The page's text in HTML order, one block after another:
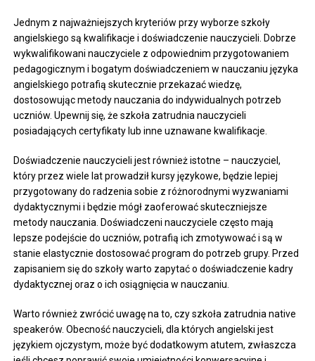
Jednym z najważniejszych kryteriów przy wyborze szkoły
angielskiego są kwalifikacje i doświadczenie nauczycieli. Dobrze
wykwalifikowani nauczyciele z odpowiednim przygotowaniem
pedagogicznym i bogatym doświadczeniem w nauczaniu języka
angielskiego potrafią skutecznie przekazać wiedzę,
dostosowując metody nauczania do indywidualnych potrzeb
uczniów. Upewnij się, że szkoła zatrudnia nauczycieli
posiadających certyfikaty lub inne uznawane kwalifikacje.
Doświadczenie nauczycieli jest również istotne – nauczyciel,
który przez wiele lat prowadził kursy językowe, będzie lepiej
przygotowany do radzenia sobie z różnorodnymi wyzwaniami
dydaktycznymi i będzie mógł zaoferować skuteczniejsze
metody nauczania. Doświadczeni nauczyciele często mają
lepsze podejście do uczniów, potrafią ich zmotywować i są w
stanie elastycznie dostosować program do potrzeb grupy. Przed
zapisaniem się do szkoły warto zapytać o doświadczenie kadry
dydaktycznej oraz o ich osiągnięcia w nauczaniu.
Warto również zwrócić uwagę na to, czy szkoła zatrudnia native
speakerów. Obecność nauczycieli, dla których angielski jest
językiem ojczystym, może być dodatkowym atutem, zwłaszcza